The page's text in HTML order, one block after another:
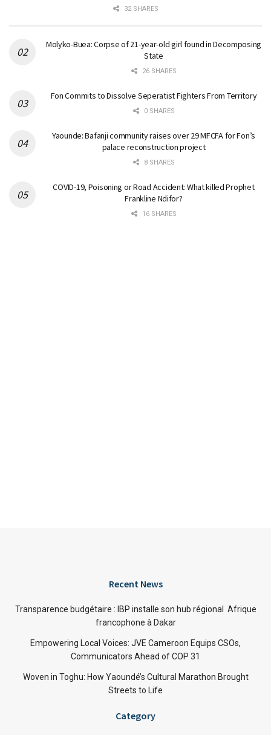
32 SHARES
Molyko-Buea: Corpse of 21-year-old girl found in Decomposing
State
26 SHARES
Fon Commits to Dissolve Seperatist Fighters From Territory
0 SHARES
Yaounde: Bafanji community raises over 29 MFCFA for Fon’s
palace reconstruction project
8 SHARES
COVID-19, Poisoning or Road Accident: What killed Prophet
Frankline Ndifor?
16 SHARES
Recent News
Transparence budgétaire : IBP installe son hub régional Afrique
francophone à Dakar
Empowering Local Voices: JVE Cameroon Equips CSOs,
Communicators Ahead of COP 31
Woven in Toghu: How Yaoundé’s Cultural Marathon Brought
Streets to Life
Category